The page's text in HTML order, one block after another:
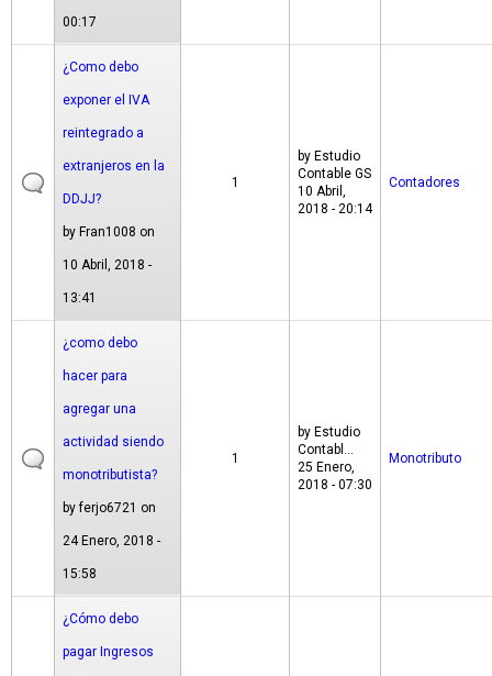
00:17
¿Como debo
exponer el IVA
reintegrado a
extranjeros en la
DDJJ?
by Fran1008 on
10 Abril, 2018 -
13:41
1
by Estudio
Contable GS
10 Abril,
2018 - 20:14
Contadores
¿como debo
hacer para
agregar una
actividad siendo
monotributista?
byferjo6721 on
24 Enero, 2018 -
15:58
1
by Estudio
Contabl...
25 Enero,
2018 - 07:30
Monotributo
¿Cómo debo
pagar Ingresos